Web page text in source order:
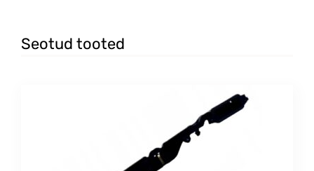
Seotud tooted